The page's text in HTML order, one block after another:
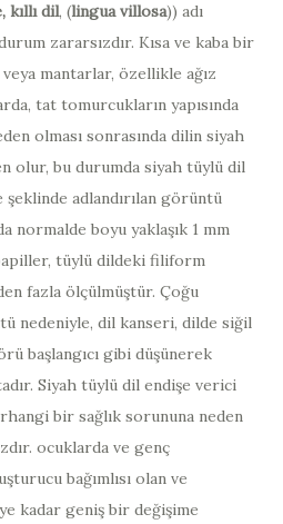
kıllı dil, (lingua villosa)) adı
zararsızdır. Kısa ve kaba bir
mantarlar, özellikle ağız
tat tomurcukların yapısında
olması sonrasında dilin siyah
olur, bu durumda siyah tüylü dil
adlandırılan görüntü
normalde boyu yaklaşık 1 mm
tüylü dildeki filiform
fazla ölçülmüştür. Çoğu
nedeniyle, dil kanseri, dilde siğil
başlangıcı gibi düşünerek
Siyah tüylü dil endişe verici
bir sağlık sorununa neden
ocuklarda ve genç
bağımlısı olan ve
kadar geniş bir değişime